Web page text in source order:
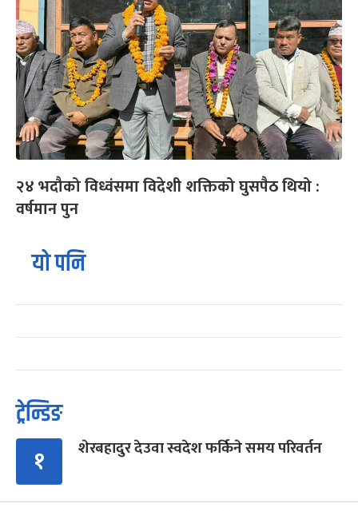
२४ भदौको विध्वंसमा विदेशी शक्तिको घुसपैठ थियो :
वर्षमान पुन
यो पनि
ट्रेन्डिङ
१ शेरबहादुर देउवा स्वदेश फर्किने समय परिवर्तन